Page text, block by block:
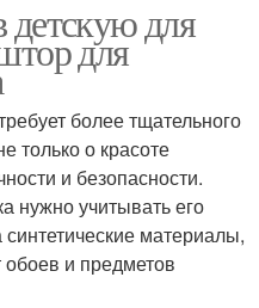
для
для
более тщательного
только о красоте
и безопасности.
нужно учитывать его
материалы,
и предметов